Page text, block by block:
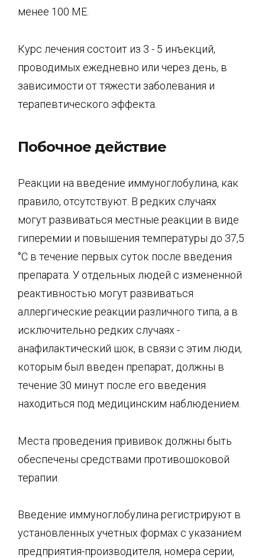
менее 100 ME.
Курс лечения состоит из 3 - 5 инъекций,
проводимых ежедневно или через день, в
зависимости от тяжести заболевания и
терапевтического эффекта.
Побочное действие
Реакции на введение иммуноглобулина, как
правило, отсутствуют. В редких случаях
могут развиваться местные реакции в виде
гиперемии и повышения температуры до 37,5
°С в течение первых суток после введения
препарата. У отдельных людей с измененной
реактивностью могут развиваться
аллергические реакции различного типа, а в
исключительно редких случаях -
анафилактический шок, в связи с этим люди,
которым был введен препарат, должны в
течение 30 минут после его введения
находиться под медицинским наблюдением.
Места проведения прививок должны быть
обеспечены средствами противошоковой
терапии.
Введение иммуноглобулина регистрируют в
установленных учетных формах с указанием
предприятия-производителя, номера серии,